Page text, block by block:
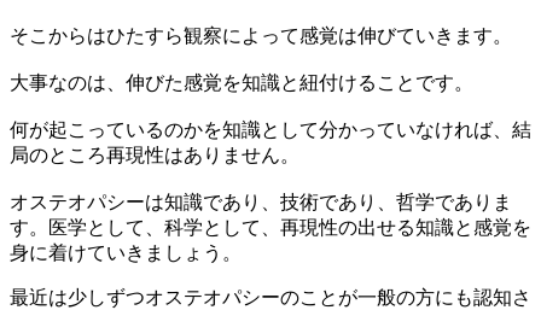
そこからはひたすら観察によって感覚は伸びていきます。
大事なのは、伸びた感覚を知識と紐付けることです。
何が起こっているのかを知識として分かっていなければ、結
局のところ再現性はありません。
オステオパシーは知識であり、技術であり、哲学でありま
す。医学として、科学として、再現性の出せる知識と感覚を
身に着けていきましょう。
最近は少しずつオステオパシーのことが一般の方にも認知さ